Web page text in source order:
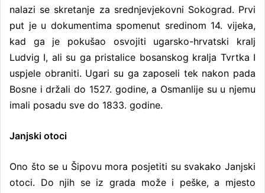
nalazi se skretanje za srednjevjekovni Sokograd. Prvi
put je u dokumentima spomenut sredinom 14. vijeka,
kad ga je pokušao osvojiti ugarsko-hrvatski kralj
Ludvig I, ali su ga pristalice bosanskog kralja Tvrtka I
uspjele obraniti. Ugari su ga zaposeli tek nakon pada
Bosne i držali do 1527. godine, a Osmanlije su u njemu
imali posadu sve do 1833. godine.
Janjski otoci
Ono što se u Šipovu mora posjetiti su svakako Janjski
otoci. Do njih se iz grada može i peške, a mjesto